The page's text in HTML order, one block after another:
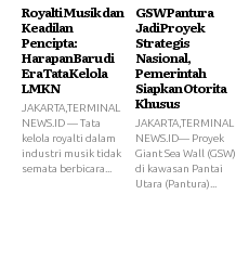
Royalti Musik dan
Keadilan
Pencipta:
Harapan Baru di
Era Tata Kelola
LMKN
JAKARTA,TERMINAL
NEWS.ID — Tata
kelola royalti dalam
industri musik tidak
semata berbicara...
GSW Pantura
Jadi Proyek
Strategis
Nasional,
Pemerintah
Siapkan Otorita
Khusus
JAKARTA,TERMINAL
NEWS.ID— Proyek
Giant Sea Wall (GSW)
di kawasan Pantai
Utara (Pantura)...